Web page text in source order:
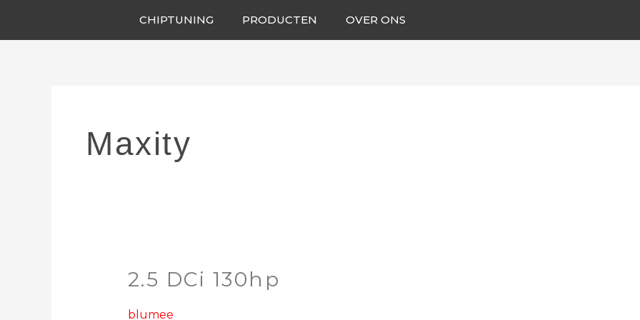
de
CHIPTUNING PRODUCTEN OVER ONS
Maxity
2.5 DCi 130hp
blumee
2.5
130hp